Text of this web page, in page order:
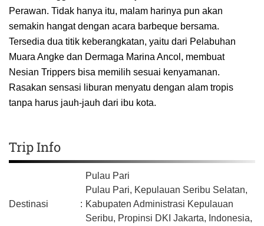
Perawan. Tidak hanya itu, malam harinya pun akan
semakin hangat dengan acara barbeque bersama.
Tersedia dua titik keberangkatan, yaitu dari Pelabuhan
Muara Angke dan Dermaga Marina Ancol, membuat
Nesian Trippers bisa memilih sesuai kenyamanan.
Rasakan sensasi liburan menyatu dengan alam tropis
tanpa harus jauh-jauh dari ibu kota.
Trip Info
Destinasi :
Pulau Pari
Pulau Pari, Kepulauan Seribu Selatan,
Kabupaten Administrasi Kepulauan
Seribu, Propinsi DKI Jakarta, Indonesia,